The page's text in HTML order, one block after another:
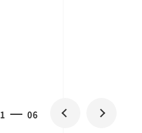
1 06